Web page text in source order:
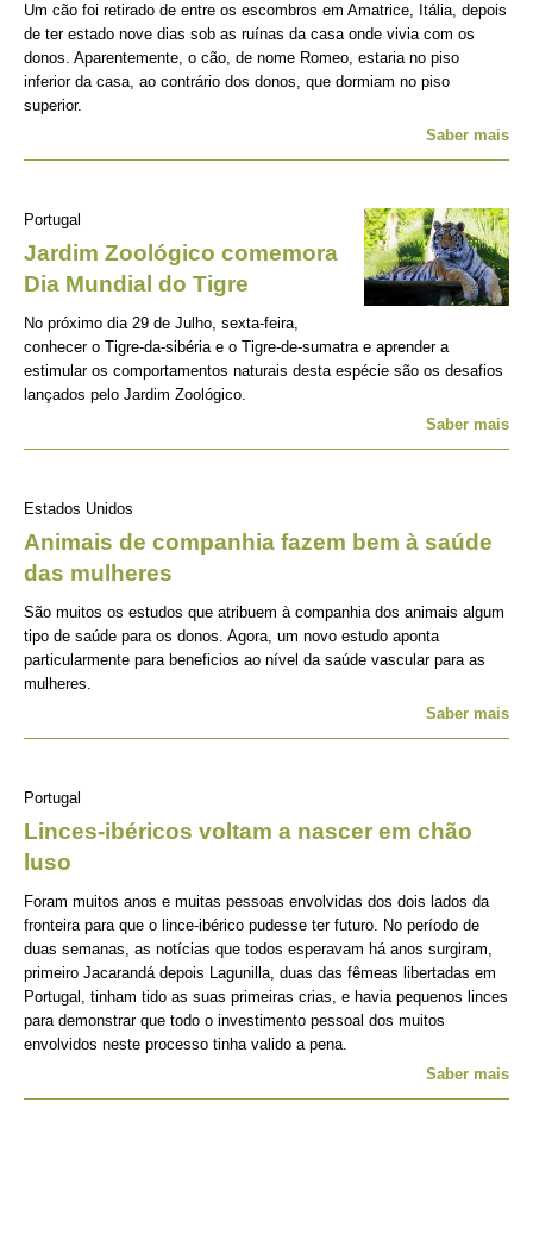
Um cão foi retirado de entre os escombros em Amatrice, Itália, depois
de ter estado nove dias sob as ruínas da casa onde vivia com os
donos. Aparentemente, o cão, de nome Romeo, estaria no piso
inferior da casa, ao contrário dos donos, que dormiam no piso
superior.
Saber mais
Portugal
Jardim Zoológico comemora
Dia Mundial do Tigre
No próximo dia 29 de Julho, sexta-feira,
conhecer o Tigre-da-sibéria e o Tigre-de-sumatra e aprender a
estimular os comportamentos naturais desta espécie são os desafios
lançados pelo Jardim Zoológico.
Saber mais
Estados Unidos
Animais de companhia fazem bem à saúde
das mulheres
São muitos os estudos que atribuem à companhia dos animais algum
tipo de saúde para os donos. Agora, um novo estudo aponta
particularmente para beneficios ao nível da saúde vascular para as
mulheres.
Saber mais
Portugal
Linces-ibéricos voltam a nascer em chão
luso
Foram muitos anos e muitas pessoas envolvidas dos dois lados da
fronteira para que o lince-ibérico pudesse ter futuro. No período de
duas semanas, as notícias que todos esperavam há anos surgiram,
primeiro Jacarandá depois Lagunilla, duas das fêmeas libertadas em
Portugal, tinham tido as suas primeiras crias, e havia pequenos linces
para demonstrar que todo o investimento pessoal dos muitos
envolvidos neste processo tinha valido a pena.
Saber mais